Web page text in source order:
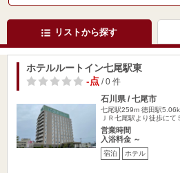
リストから探す
ホテルルートイン七尾駅東
-点/ 0 件
石川県 / 七尾市
七尾駅259m 徳田駅
ＪＲ七尾駅より徒歩にて
営業時間
入浴料金 ～
宿泊 ホテル